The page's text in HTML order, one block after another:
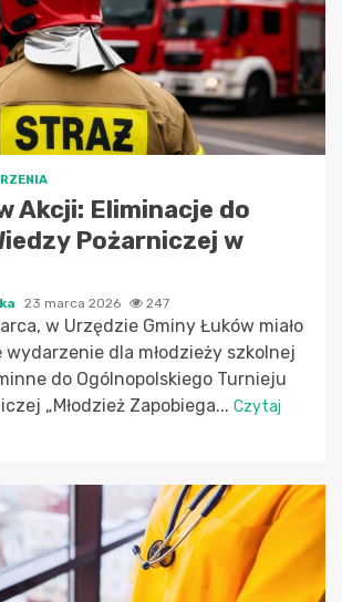
Akcji: Eliminacje do
Pożarniczej w
23 marca 2026 247
w Urzędzie Gminy Łuków miało
wydarzenie dla młodzieży szkolnej
do Ogólnopolskiego Turnieju
„Młodzież Zapobiega... Czytaj